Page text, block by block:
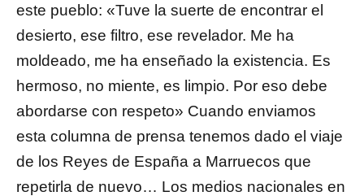
este pueblo: «Tuve la suerte de encontrar el
desierto, ese filtro, ese revelador. Me ha
moldeado, me ha enseñado la existencia. Es
hermoso, no miente, es limpio. Por eso debe
abordarse con respeto» Cuando enviamos
esta columna de prensa tenemos dado el viaje
de los Reyes de España a Marruecos que
repetirla de nuevo… Los medios nacionales en